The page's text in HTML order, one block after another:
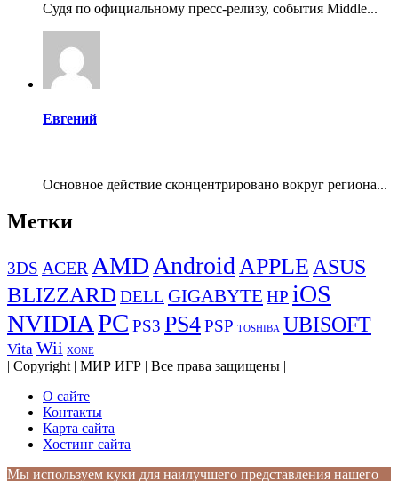
Судя по официальному пресс-релизу, события Middle...
Евгений
Основное действие сконцентрировано вокруг региона...
Метки
3DS ACER AMDAndroidAPPLEASUS
BLIZZARD DELL GIGABYTE HP iOS
NVIDIAPC PS3 PS4PSP TOSHIBA UBISOFT
Vita Wii XONE
| Copyright | МИР ИГР | Все права защищены |
О сайте
Контакты
Карта сайта
Хостинг сайта
Мы используем куки для наилучшего представления нашего